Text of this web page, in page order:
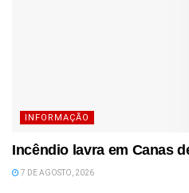
INFORMAÇÃO
Incêndio lavra em Canas
7 DE AGOSTO, 2026